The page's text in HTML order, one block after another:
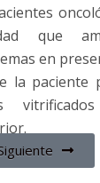
que
en
la paciente